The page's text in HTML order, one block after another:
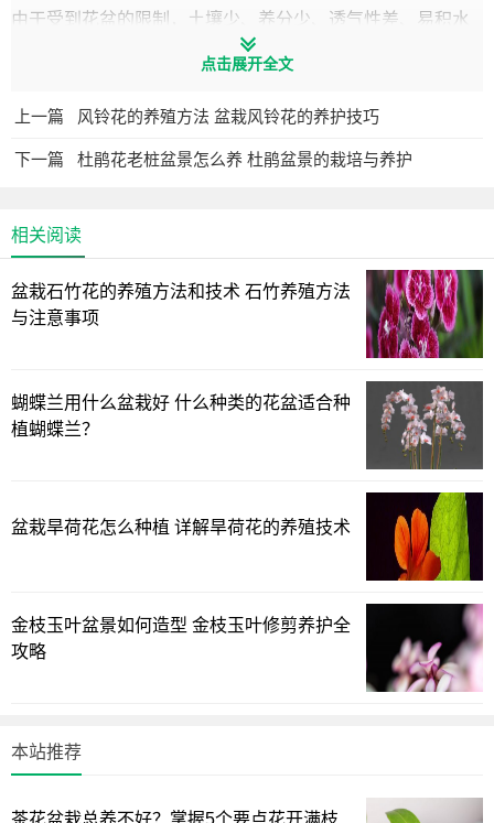
由于受到花盆的限制，土壤少、养分少、透气性差、易积水
等等因素，都会抑制刺柏的生长速度及生长状态。所以盆栽
刺柏生长，另一方面也能方便后期的养护管理。
盆栽刺柏可以选择腐叶土两份、园土一份、粗河沙两份，
点击展开全文
上一篇 风铃花的养殖方法 盆栽风铃花的养护技巧
下一篇 杜鹃花老桩盆景怎么养 杜鹃盆景的栽培与养护
相关阅读
盆栽石竹花的养殖方法和技术 石竹养殖方法
与注意事项
蝴蝶兰用什么盆栽好 什么种类的花盆适合种
植蝴蝶兰？
盆栽旱荷花怎么种植 详解旱荷花的养殖技术
金枝玉叶盆景如何造型 金枝玉叶修剪养护全
攻略
本站推荐
茶花盆栽总养不好？掌握5个要点花开满枝